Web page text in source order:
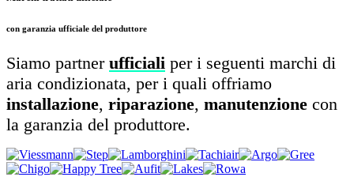
con garanzia ufficiale del produttore
Siamo partner ufficiali per i seguenti marchi di
aria condizionata, per i quali offriamo
installazione, riparazione, manutenzione con
la garanzia del produttore.